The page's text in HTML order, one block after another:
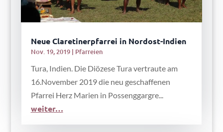
Neue Claretinerpfarrei in Nordost-Indien
Nov. 19, 2019| Pfarreien
Tura, Indien. Die Diözese Tura vertraute am
16.November 2019 die neu geschaffenen
Pfarrei Herz Marien in Possenggargre...
weiter…